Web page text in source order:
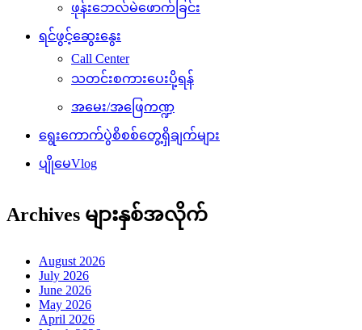
ဖုန်းဘေလ်မဲဖောက်ခြင်း
ရင်ဖွင့်ဆွေးနွေး
Call Center
သတင်းစကားပေးပို့ရန်
အမေး/အဖြေကဏ္ဍ
ရွေးကောက်ပွဲစိစစ်တွေ့ရှိချက်များ
ပျိုမေVlog
Archives များနှစ်အလိုက်
August 2026
July 2026
June 2026
May 2026
April 2026